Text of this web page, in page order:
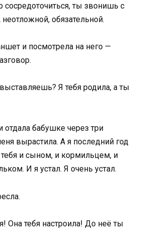
сосредоточиться, ты звонишь с
обязательной.
и посмотрела на него —
Я тебя родила, а ты
бабушке через три
вырастила. А я последний год
и сыном, и кормильцем, и
И я устал. Я очень устал.
Она тебя настроила! До неё ты